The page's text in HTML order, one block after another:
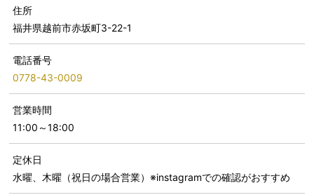
住所
福井県越前市赤坂町3-22-1
電話番号
0778-43-0009
営業時間
11:00～18:00
定休日
水曜、木曜（祝日の場合営業）※instagramでの確認がおすすめ